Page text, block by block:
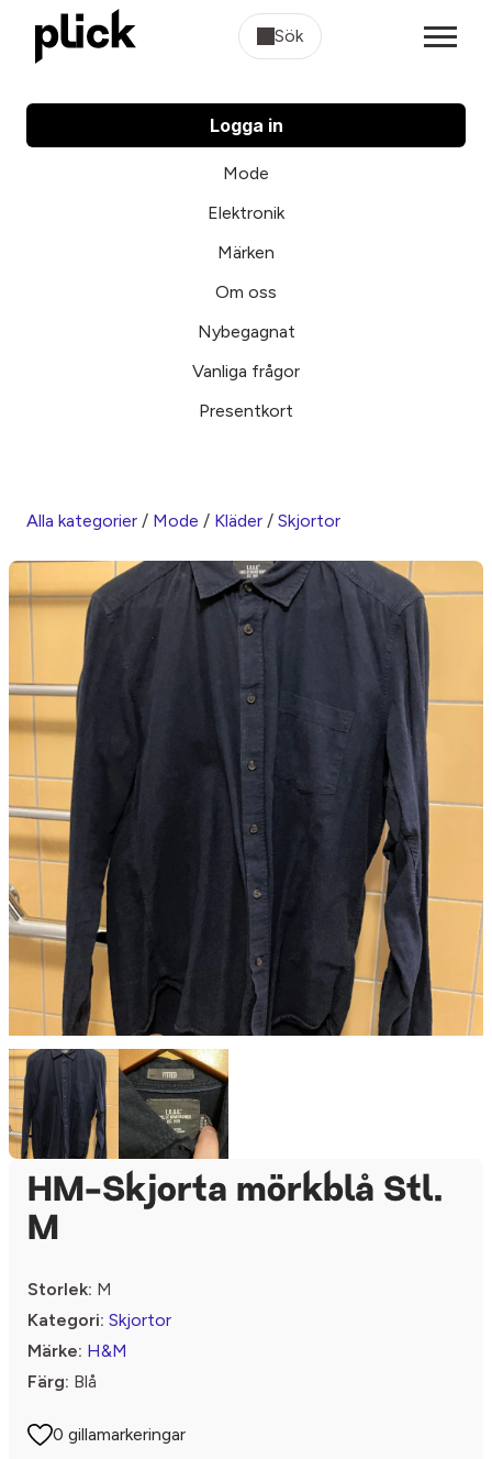
Sök
Logga in
Mode
Elektronik
Märken
Om oss
Nybegagnat
Vanliga frågor
Presentkort
Alla kategorier / Mode / Kläder / Skjortor
HM-Skjorta mörkblå Stl.
M
Storlek: M
Kategori: Skjortor
Märke: H&M
Färg: Blå
0 gillamarkeringar